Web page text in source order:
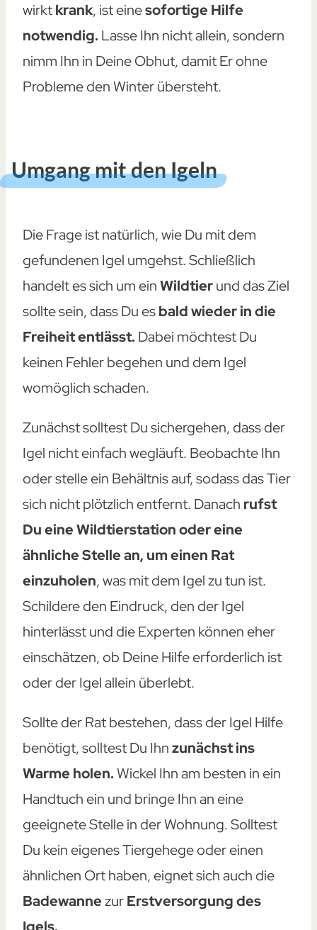
wirktkrank, ist einesofortige Hilfe
notwendig. Lasse Ihn nicht allein, sondern
nimm Ihn in Deine Obhut, damit Er ohne
Probleme den Winter übersteht.
Umgang mit den Igeln
Die Frage ist natürlich, wie Du mit dem
gefundenen Igel umgehst. Schließlich
handelt es sich um einWildtierund das Ziel
sollte sein, dass Du esbald wieder in die
Freiheit entlässt. Dabei möchtest Du
keinen Fehler begehen und dem Igel
womöglich schaden.
Zunächst solltest Du sichergehen, dass der
Igel nicht einfach wegläuft. Beobachte Ihn
oder stelle ein Behältnis auf, sodass das Tier
sich nicht plötzlich entfernt. Danach rufst
Du eine Wildtierstation oder eine
ähnliche Stelle an, um einen Rat
einzuholen, was mit dem Igel zu tun ist.
Schildere den Eindruck, den der Igel
hinterlässt und die Experten können eher
einschätzen, ob Deine Hilfe erforderlich ist
oder der Igel allein überlebt.
Sollte der Rat bestehen, dass der Igel Hilfe
benötigt, solltest Du Ihnzunächst ins
Warme holen.Wickel Ihn am besten in ein
Handtuch ein und bringe Ihn an eine
geeignete Stelle in der Wohnung. Solltest
Du kein eigenes Tiergehege oder einen
ähnlichen Ort haben, eignet sich auch die
BadewannezurErstversorgung des
Igels.